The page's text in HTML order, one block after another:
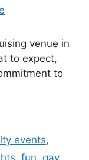
venue in
to expect,
to
events,
, fun, gay